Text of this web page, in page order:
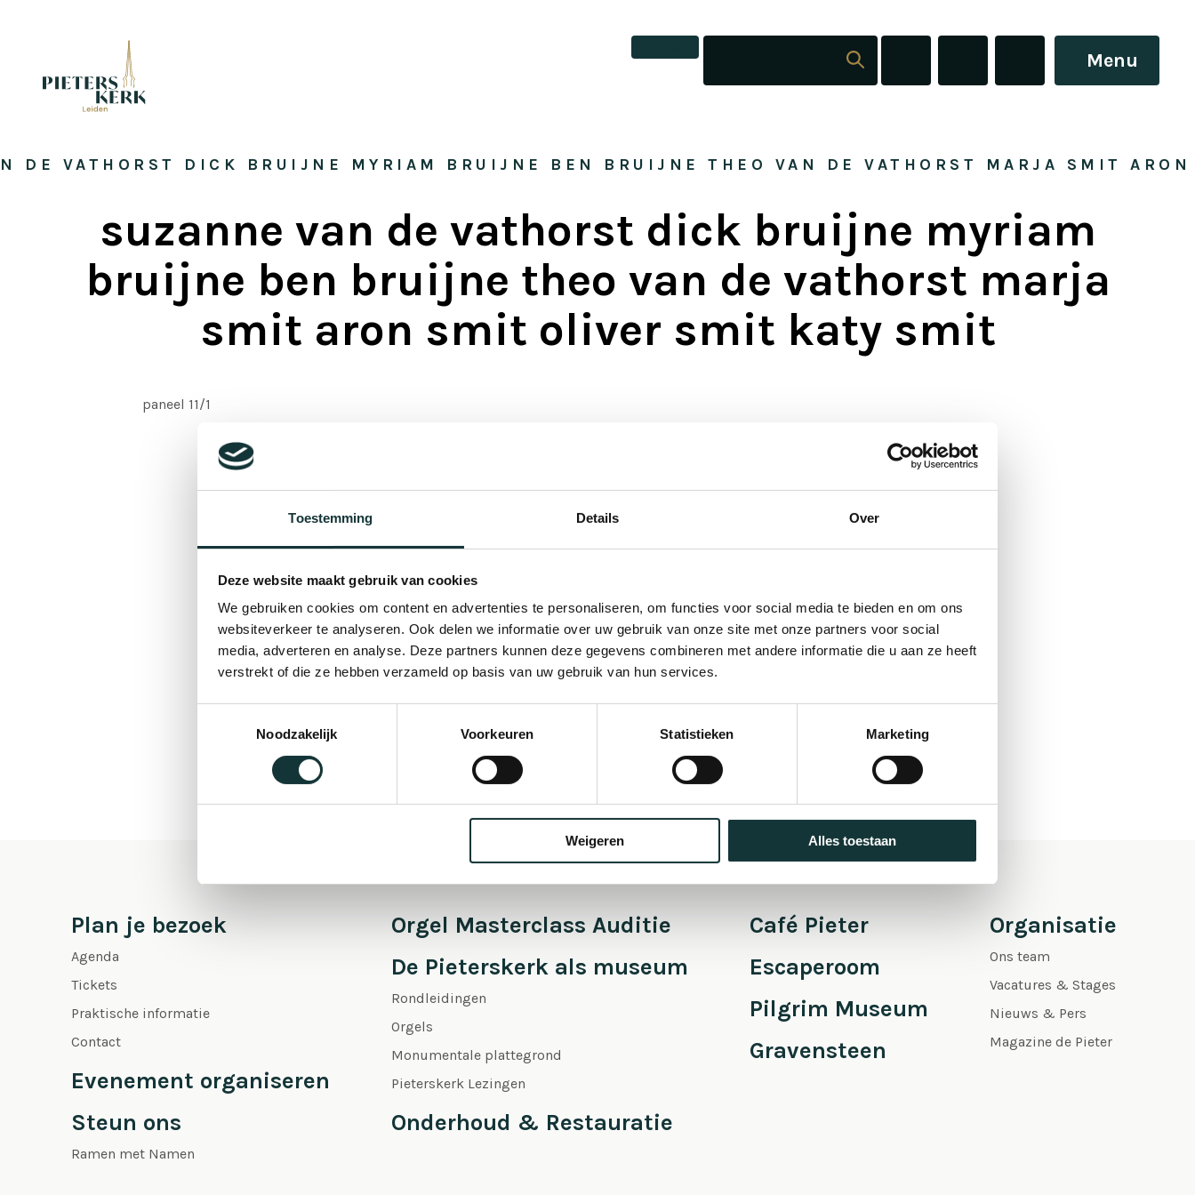
Toestemming Details Over
Deze website maakt gebruik van cookies
We gebruiken cookies om content en advertenties te personaliseren, om functies voor social media te bieden en om ons
websiteverkeer te analyseren. Ook delen we informatie over uw gebruik van onze site met onze partners voor social
media, adverteren en analyse. Deze partners kunnen deze gegevens combineren met andere informatie die u aan ze heeft
verstrekt of die ze hebben verzameld op basis van uw gebruik van hun services.
Noodzakelijk
Voorkeuren Statistieken Marketing
Weigeren Alles toestaan
Menu
DE VATHORST DICK BRUIJNE MYRIAM BRUIJNE BEN BRUIJNE THEO VAN DE VATHORST MARJA SMIT
suzanne van de vathorst dick bruijne myriam
bruijne ben bruijne theo van de vathorst marja
smit aron smit oliver smit katy smit
paneel 11/1
Bekijk alle blogberichten
Plan je bezoek
Agenda
Tickets
Praktische informatie
Contact
Evenement organiseren
Steun ons
Ramen met Namen
Orgel Masterclass Auditie
De Pieterskerk als museum
Rondleidingen
Orgels
Monumentale plattegrond
Pieterskerk Lezingen
Onderhoud & Restauratie
Café Pieter
Escaperoom
Pilgrim Museum
Gravensteen
Organisatie
Ons team
Vacatures & Stages
Nieuws & Pers
Magazine de Pieter